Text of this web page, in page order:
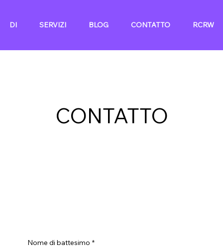
DI SERVIZI BLOG CONTATTO RCRW
CONTATTO
Nome di battesimo *